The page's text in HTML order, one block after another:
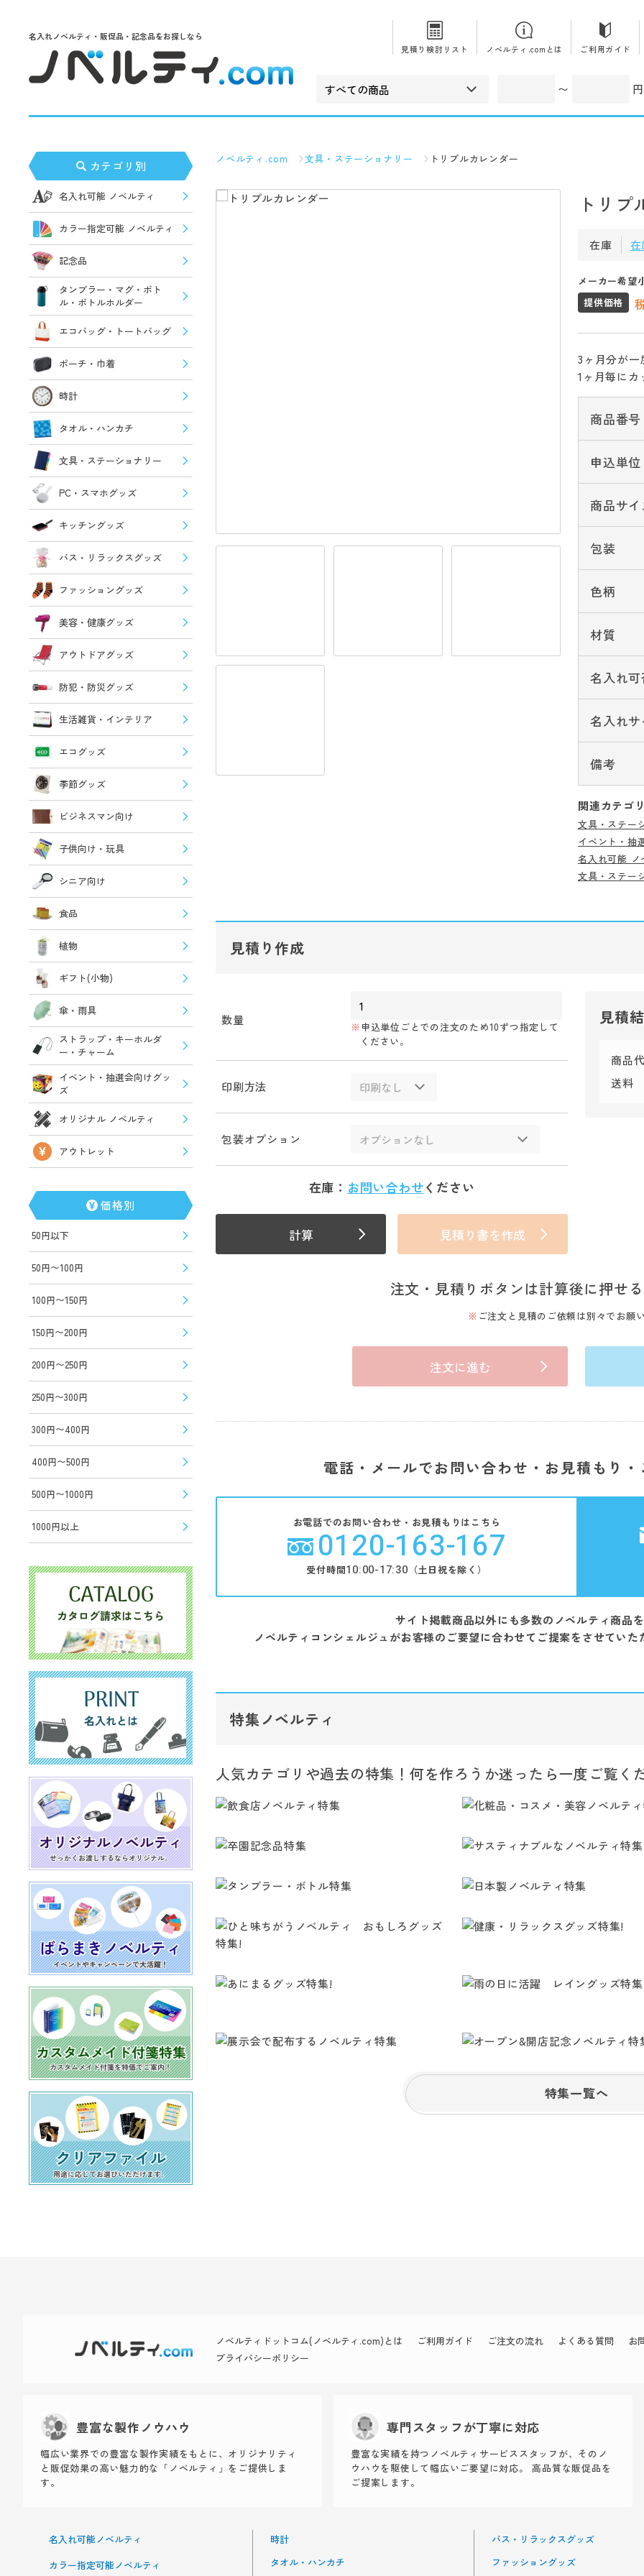
名入れノベルティ・販促品・記念品をお探しなら
見積り検討リスト
ノベルティ.comとは ご利用ガイド
〜 円
カテゴリ別
名入れ可能 ノベルティ
カラー指定可能 ノベルティ
記念品
タンブラー・マグ・ボト
ル・ボトルホルダー
エコバッグ・トートバッグ
ポーチ・巾着
時計
タオル・ハンカチ
文具・ステーショナリー
PC・スマホグッズ
キッチングッズ
バス・リラックスグッズ
ファッショングッズ
美容・健康グッズ
アウトドアグッズ
防犯・防災グッズ
生活雑貨・インテリア
エコグッズ
季節グッズ
ビジネスマン向け
子供向け・玩具
シニア向け
食品
植物
ギフト(小物)
傘・雨具
ストラップ・キーホルダ
ー・チャーム
イベント・抽選会向けグッ
ズ
オリジナル ノベルティ
アウトレット
価格別
50円以下
50円〜100円
100円〜150円
150円〜200円
200円〜250円
250円〜300円
300円〜400円
400円〜500円
500円〜1000円
1000円以上
ノベルティ.com 文具・ステーショナリー トリプルカレンダー
トリプ
在庫 在
メーカー希望
提供価格
3ヶ月分が一
1ヶ月毎にカ
商品番号
申込単位
商品サ
包装
色柄
材質
名入れ可
名入れ
備考
関連カテゴ
文具・ステー
イベント・抽
名入れ可能 ノ
文具・ステー
見積り作成
数量
申込単位ごとでの注文のため10ずつ指定して
ください。
印刷方法
包装オプション
在庫： お問い合わせください
計算 見積り書を作成
見積
商品代
送料
注文・見積りボタンは計算後に押せる
ご注文と見積のご依頼は別々でお願
注文に進む
電話・メールでお問い合わせ・お見積もり・
お電話でのお問い合わせ・お見積もりはこちら
0120-163-167
受付時間10:00-17:30 （土日祝を除く）
サイト掲載商品以外にも多数のノベルティ商品
ノベルティコンシェルジュがお客様のご要望に合わせてご提案をさせていた
特集ノベルティ
人気カテゴリや過去の特集！何を作ろうか迷ったら一度ご覧く
特集一覧へ
ノベルティドットコム(ノベルティ.com)とは ご利用ガイド ご注文の流れ よくある質問 お
プライバシーポリシー
豊富な製作ノウハウ
幅広い業界での豊富な製作実績をもとに、オリジナリティ
と販促効果の高い魅力的な「ノベルティ」をご提供しま
す。
専門スタッフが丁寧に対応
豊富な実績を持つノベルティサービススタッフが、そのノ
ウハウを駆使して幅広いご要望に対応。 高品質な販促品を
ご提案します。
名入れ可能ノベルティ
カラー指定可能ノベルティ
時計
タオル・ハンカチ
バス・リラックスグッズ
ファッショングッズ